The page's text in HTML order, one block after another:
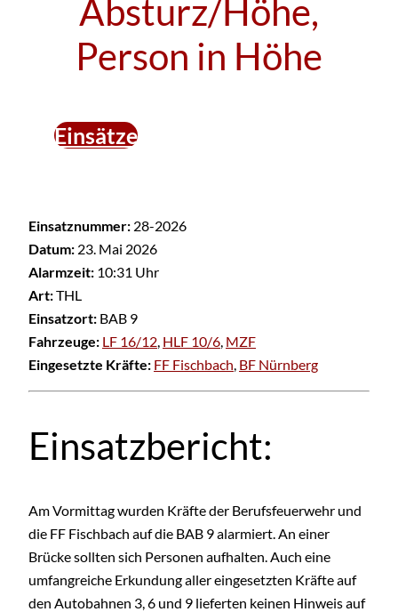
Absturz/Höhe,
Person in Höhe
Einsätze
Einsatznummer: 28-2026
Datum: 23. Mai 2026
Alarmzeit: 10:31 Uhr
Art:THL
Einsatzort: BAB 9
Fahrzeuge: LF 16/12 HLF 10/6 MZF
Eingesetzte Kräfte: FF Fischbach BF Nürnberg
Einsatzbericht:
Am Vormittag wurden Kräfte der Berufsfeuerwehr und
die FF Fischbach auf die BAB 9 alarmiert. An einer
Brücke sollten sich Personen aufhalten. Auch eine
umfangreiche Erkundung aller eingesetzten Kräfte auf
den Autobahnen 3, 6 und 9 lieferten keinen Hinweis auf